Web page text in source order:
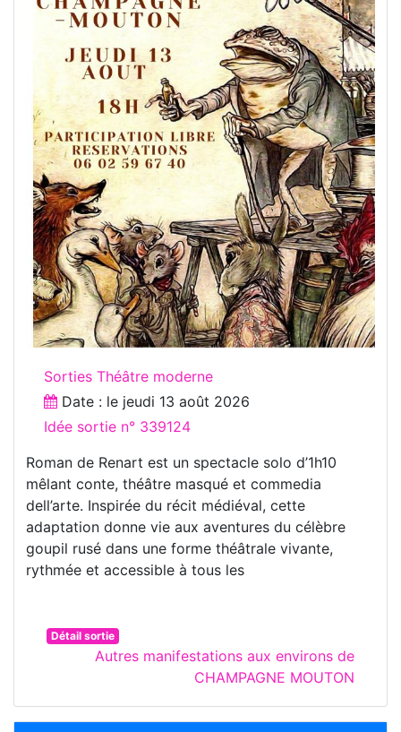
Sorties Théâtre moderne
Date : le jeudi 13 août 2026
Idée sortie n° 339124
Roman de Renart est un spectacle solo d’1h10
mêlant conte, théâtre masqué et commedia
dell’arte. Inspirée du récit médiéval, cette
adaptation donne vie aux aventures du célèbre
goupil rusé dans une forme théâtrale vivante,
rythmée et accessible à tous les
Détail sortie
Autres manifestations aux environs de
CHAMPAGNE MOUTON